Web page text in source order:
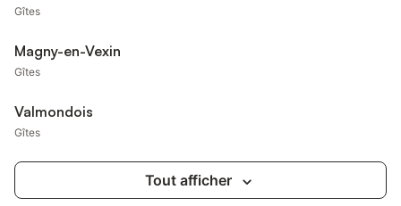
Gîtes
Magny-en-Vexin
Gîtes
Valmondois
Gîtes
Tout afficher